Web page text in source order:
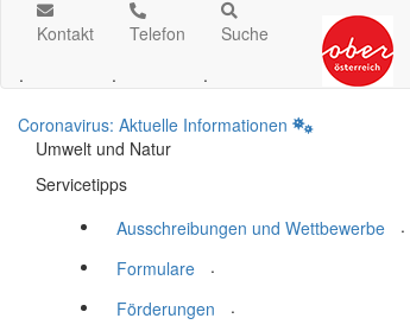
Kontakt
.
Telefon
.
Suche
.
Coronavirus: Aktuelle Informationen
Umwelt und Natur
Servicetipps
Ausschreibungen und Wettbewerbe
.
Formulare
.
Förderungen
.